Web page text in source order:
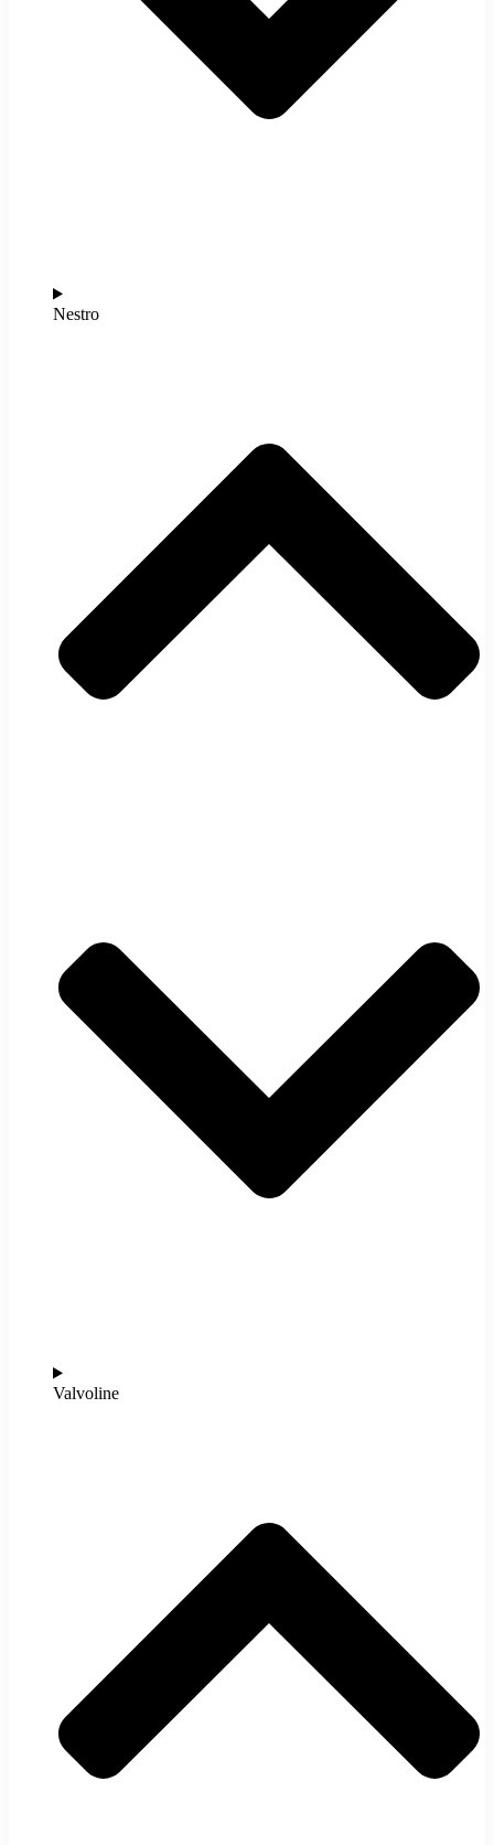
Nestro
Valvoline